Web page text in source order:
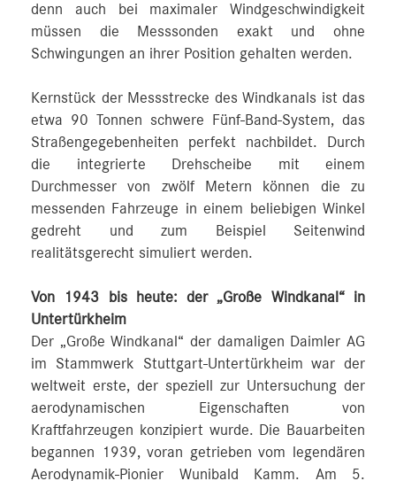
denn auch bei maximaler Windgeschwindigkeit
müssen die Messsonden exakt und ohne
Schwingungen an ihrer Position gehalten werden.
Kernstück der Messstrecke des Windkanals ist das
etwa 90 Tonnen schwere Fünf-Band-System, das
Straßengegebenheiten perfekt nachbildet. Durch
die integrierte Drehscheibe mit einem
Durchmesser von zwölf Metern können die zu
messenden Fahrzeuge in einem beliebigen Winkel
gedreht und zum Beispiel Seitenwind
realitätsgerecht simuliert werden.
Von 1943 bis heute: der „Große Windkanal“ in
Untertürkheim
Der „Große Windkanal“ der damaligen Daimler AG
im Stammwerk Stuttgart-Untertürkheim war der
weltweit erste, der speziell zur Untersuchung der
aerodynamischen Eigenschaften von
Kraftfahrzeugen konzipiert wurde. Die Bauarbeiten
begannen 1939, voran getrieben vom legendären
Aerodynamik-Pionier Wunibald Kamm. Am 5.